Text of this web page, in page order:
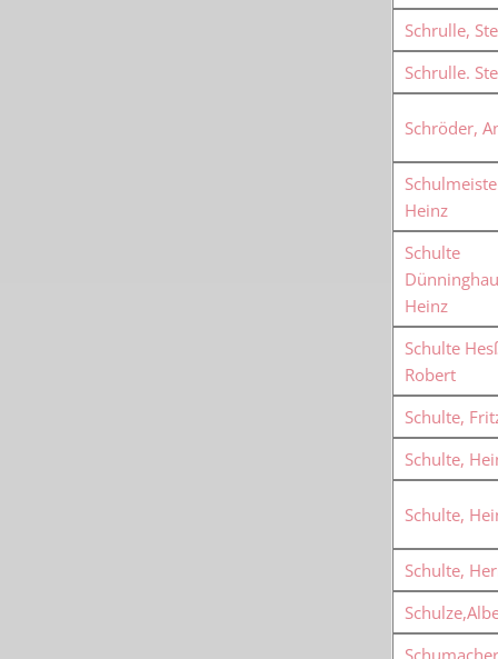
Schrulle,
Schrulle.
Schröder,
Heinz
Schulte
Heinz
Schulte
Robert
Schulte,
Schulte,
Schulte,
Schulte,